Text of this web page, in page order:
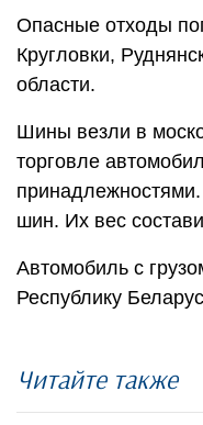
Опасные отходы
Кругловки,
области.
Шины везли в
торговле
шин. Их вес
Автомобиль с
Республику
Читайте также